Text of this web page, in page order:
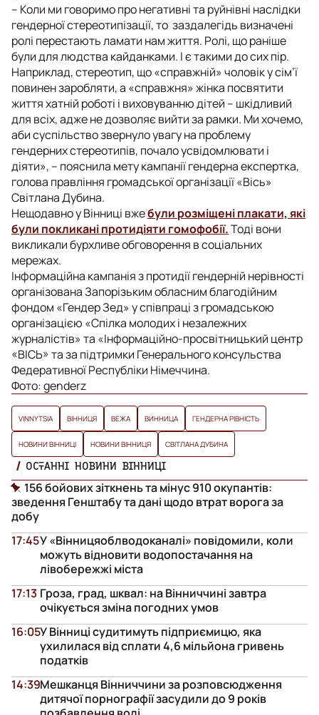
– Коли ми говоримо про негативні та руйнівні наслідки
гендерної стереотипізації, то заздалегідь визначені
ролі перестають ламати нам життя. Ролі, що раніше
були для людства кайданками. І є такими до сих пір.
Наприклад, стереотип, що «справжній» чоловік у сім’ї
повинен заробляти, а «справжня» жінка посвятити
життя хатній роботі і виховуванню дітей – шкідливий
для всіх, адже не дозволяє вийти за рамки. Ми хочемо,
аби суспільство звернуло увагу на проблему
гендерних стереотипів, почало усвідомлювати і
діяти», ­– пояснила мету кампанії гендерна експертка,
голова правління громадської організації «Вісь»
Світлана Дубина.
Нещодавно у Вінниці вжебули розміщені плакати, які
були покликані протидіяти гомофобії.Тоді вони
викликали бурхливе обговорення в соціальних
мережах.
Інформаційна кампанія з протидії гендерній нерівності
організована Запорізьким обласним благодійним
фондом «Гендер Зед» у співпраці з громадською
організацією «Спілка молодих і незалежних
журналістів» та «Інформаційно-просвітницький центр
«ВІСЬ» та за підтримки Генерального консульства
Федеративної Республіки Німеччина.
Фото: genderz
VINNYTSIA ВІННИЦЯ ВЕЖА ВИННИЦА ГЕНДЕРНА РІВНІСТЬ
НОВИНИ ВІННИЦІ НОВИНИ ВІННИЦЯ СВІТЛАНА ДУБИНА
ОСТАННІ НОВИНИ ВІННИЦІ
156 бойових зіткнень та мінус 910 окупантів:
зведення Генштабу та дані щодо втрат ворога за
добу
У «Вінницяоблводоканалі» повідомили, коли
можуть відновити водопостачання на
лівобережжі міста
17:45
Гроза, град, шквал: на Вінниччині завтра
очікується зміна погодних умов
17:13
У Вінниці судитимуть підприємицю, яка
ухилилася від сплати 4,6 мільйона гривень
податків
16:05
Мешканця Вінниччини за розповсюдження
дитячої порнографії засудили до 9 років
14:39